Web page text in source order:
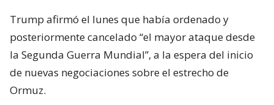
Trump afirmó el lunes que había ordenado y
posteriormente cancelado “el mayor ataque desde
la Segunda Guerra Mundial”, a la espera del inicio
de nuevas negociaciones sobre el estrecho de
Ormuz.